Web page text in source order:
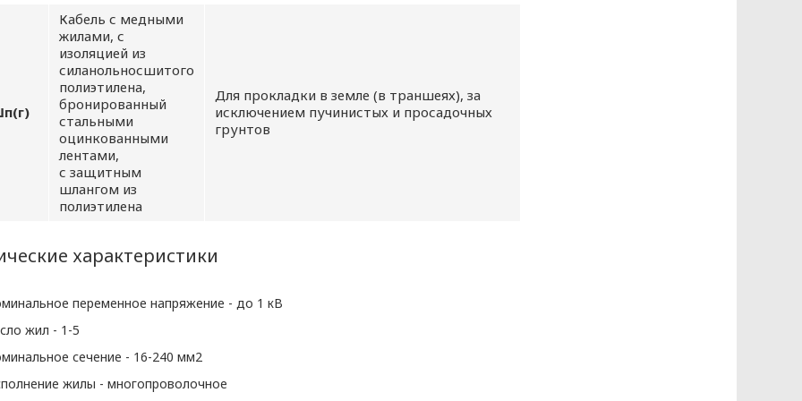
Кабель с медными
жилами, с
изоляцией из
силанольносшитого
полиэтилена,
бронированный
стальными
оцинкованными
лентами,
с защитным
шлангом из
полиэтилена
Для прокладки в земле (в траншеях), за
исключением пучинистых и просадочных
грунтов
характеристики
переменное напряжение - до 1 кВ
жил - 1-5
сечение - 16-240 мм2
жилы - многопроволочное
обработки персональных данных в ООО «ОПТИКЭНЕРГОКАБЕЛЬ» (далее – Политика)
обработки персональных данных, требования к защите персональных
«ОПТИКЭНЕРГОКАБЕЛЬ».
данных разработана с учетом требований законодательства Республики
персональных данных.